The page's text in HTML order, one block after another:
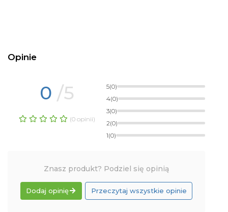
Opinie
0 /5
(0 opinii)
5(0)
4(0)
3(0)
2(0)
1(0)
Znasz produkt? Podziel się opinią
Dodaj opinię Przeczytaj wszystkie opinie